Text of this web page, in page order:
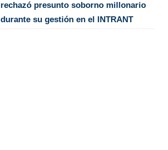
rechazó presunto soborno millonario
durante su gestión en el INTRANT